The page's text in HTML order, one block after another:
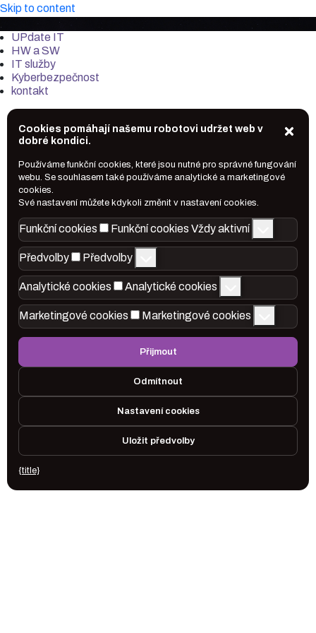
Skip to content
it-market.cz
UPdate IT
HW a SW
IT služby
Kyberbezpečnost
kontakt
Cookies pomáhají našemu robotovi udržet web v
dobré kondici.
Používáme funkční cookies, které jsou nutné pro správné fungování
webu. Se souhlasem také používáme analytické a marketingové
cookies.
Své nastavení můžete kdykoli změnit v nastavení cookies.
Funkční cookies Funkční cookies Vždy aktivní
Předvolby Předvolby
Analytické cookies Analytické cookies
Marketingové cookies Marketingové cookies
Přijmout
Odmítnout
Nastavení cookies
Uložit předvolby
{title}